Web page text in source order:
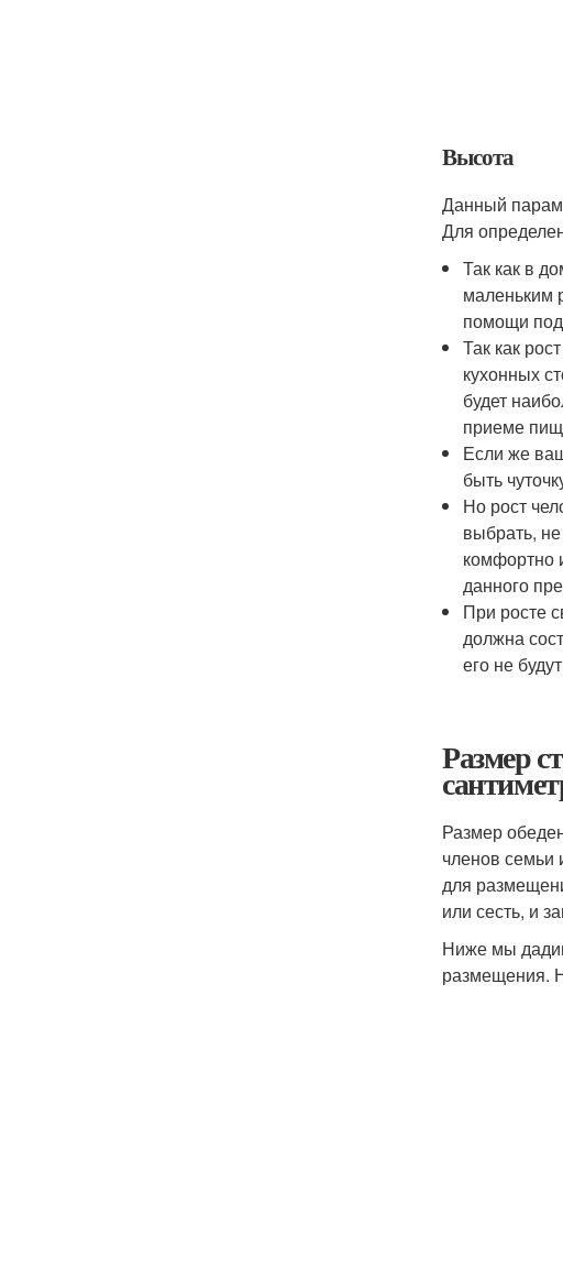
Высота
Данный
Для
Так как в
маленьким
помощи
Так как
кухонных
будет
приеме
Если же
быть
Но рост
выбрать,
комфортно
данного
При росте
должна
его не
Размер
Размер
членов семьи
для
или сесть, и
Ниже мы
размещения.